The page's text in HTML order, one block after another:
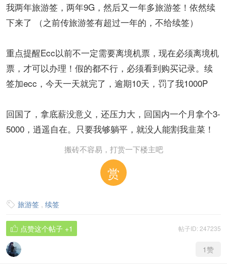
我两年旅游签，两年9G，然后又一年多旅游签！依然续
下来了 （之前传旅游签有超过一年的，不给续签）
重点提醒Ecc以前不一定需要离境机票，现在必须离境机
票，才可以办理！假的都不行，必须看到购买记录。续
签加ecc，今天一天就完了，逾期10天，罚了我1000P
回国了，拿底薪没意义，还压力大，回国内一个月拿个3-
5000，逍遥自在。只要我够躺平，就没人能割我韭菜！
搬砖不容易，打赏一下楼主吧
赏
 旅游签 , 续签
帖子ID: 247235
 点赞这个帖子 +1
1赞